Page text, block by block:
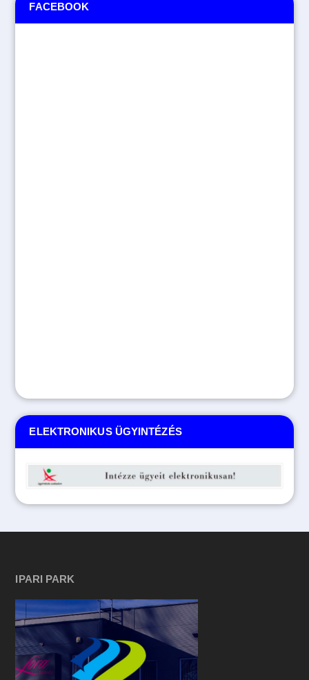
ELEKTRONIKUS ÜGYINTÉZÉS
FACEBOOK
IPARI PARK